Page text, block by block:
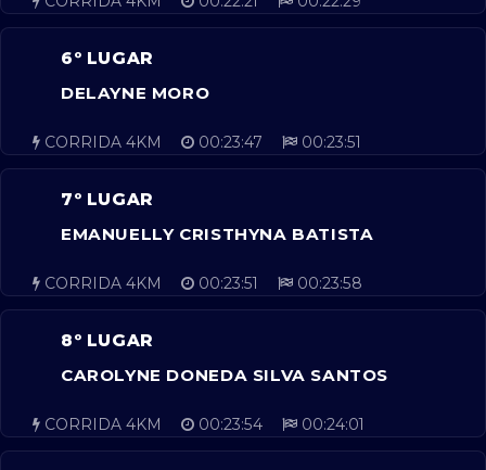
6º LUGAR
DELAYNE MORO
CORRIDA 4KM 00:23:47 00:23:51
7º LUGAR
EMANUELLY CRISTHYNA BATISTA
CORRIDA 4KM 00:23:51 00:23:58
8º LUGAR
CAROLYNE DONEDA SILVA SANTOS
CORRIDA 4KM 00:23:54 00:24:01